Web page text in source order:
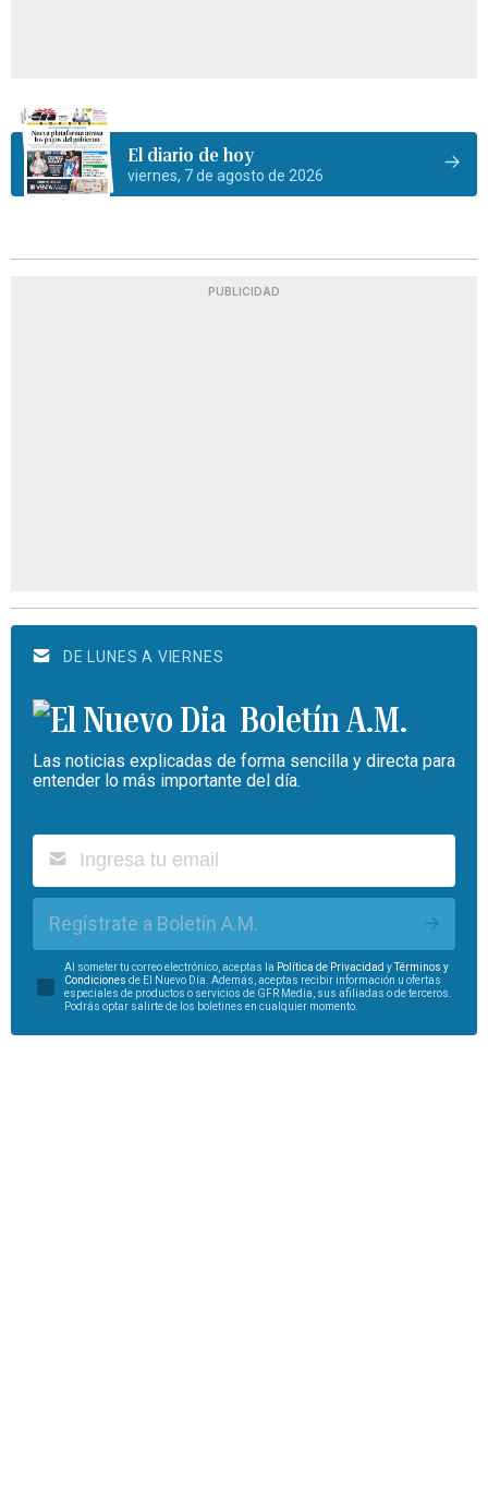
El diario de hoy
viernes, 7 de agosto de 2026
PUBLICIDAD
DE LUNES A VIERNES
Boletín A.M.
Las noticias explicadas de forma sencilla y directa para
entender lo más importante del día.
Regístrate a Boletín A.M.
Al someter tu correo electrónico, aceptas la Política de Privacidad yTérminos y
Condiciones de El Nuevo Día. Además, aceptas recibir información u ofertas
especiales de productos o servicios de GFR Media, sus afiliadas o de terceros.
Podrás optar salirte de los boletines en cualquier momento.